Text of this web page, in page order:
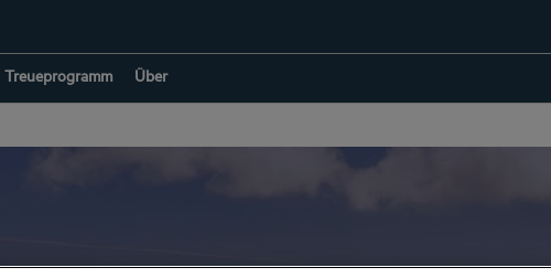
Treueprogramm Über